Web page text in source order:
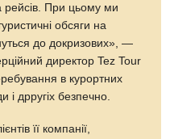
рейсів. При цьому ми
обсяги на
до докризових», —
директор Tez Tour
в курортних
дрругіх безпечно.
її компанії,